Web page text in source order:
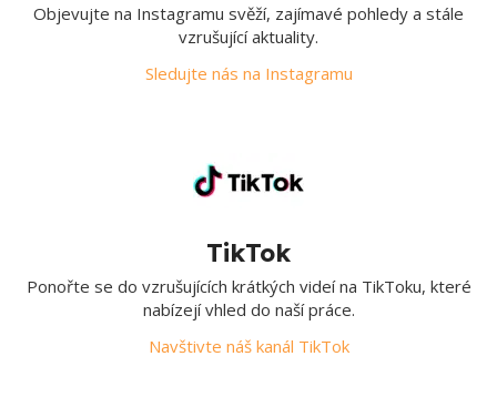
Objevujte na Instagramu svěží, zajímavé pohledy a stále
vzrušující aktuality.
Sledujte nás na Instagramu
TikTok
Ponořte se do vzrušujících krátkých videí na TikToku, které
nabízejí vhled do naší práce.
Navštivte náš kanál TikTok